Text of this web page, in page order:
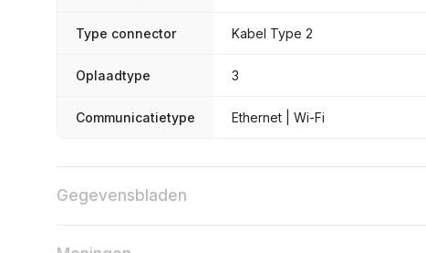
Type connector Kabel Type 2
Oplaadtype 3
Communicatietype Ethernet | Wi-Fi
Gegevensbladen